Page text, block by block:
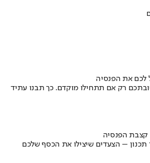
לכם את הפנסיה
רק אם תתחילו מוקדם. כך תבנו עתיד
קצבת הפנסיה
– הצעדים שיצילו את הכסף שלכם